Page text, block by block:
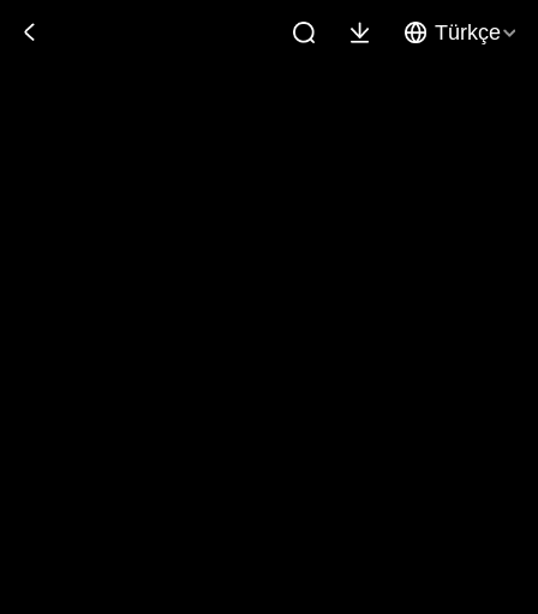
Türkçe